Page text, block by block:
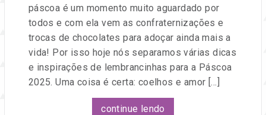
páscoa é um momento muito aguardado por
todos e com ela vem as confraternizações e
trocas de chocolates para adoçar ainda mais a
vida! Por isso hoje nós separamos várias dicas
e inspirações de lembrancinhas para a Páscoa
2025. Uma coisa é certa: coelhos e amor […]
continue lendo